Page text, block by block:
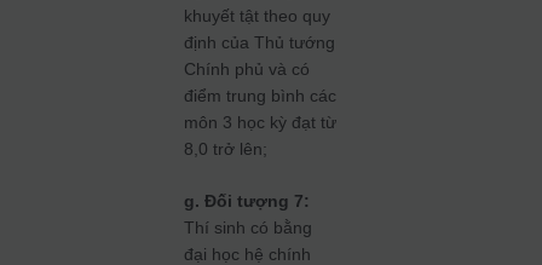
khuyết tật theo quy
định của Thủ tướng
Chính phủ và có
điểm trung bình các
môn 3 học kỳ đạt từ
8,0 trở lên;
g. Đối tượng 7:
Thí sinh có bằng
đại học hệ chính